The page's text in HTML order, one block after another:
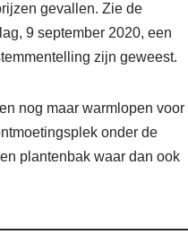
gevallen. Zie de
9 september 2020, een
zijn geweest.
nog maar warmlopen voor
onder de
plantenbak waar dan ook